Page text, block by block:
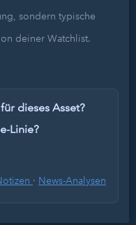
sondern typische
deiner Watchlist.
dieses Asset?
Linie?
· News-Analysen